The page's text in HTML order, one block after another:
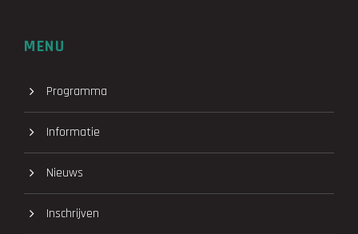
MENU
Programma
Informatie
Nieuws
Inschrijven